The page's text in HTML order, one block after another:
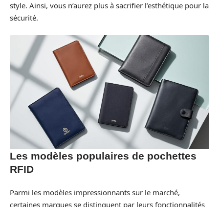
style. Ainsi, vous n’aurez plus à sacrifier l’esthétique pour la
sécurité.
Les modèles populaires de pochettes
RFID
Parmi les modèles impressionnants sur le marché,
certaines marques se distinguent par leurs fonctionnalités